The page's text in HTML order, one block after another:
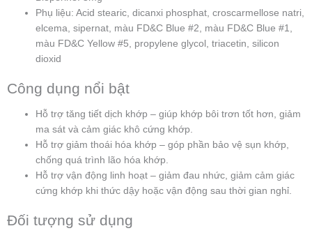
Phụ liệu: Acid stearic, dicanxi phosphat, croscarmellose natri,
elcema, sipernat, màu FD&C Blue #2, màu FD&C Blue #1,
màu FD&C Yellow #5, propylene glycol, triacetin, silicon
dioxid
Công dụng nổi bật
Hỗ trợ tăng tiết dịch khớp – giúp khớp bôi trơn tốt hơn, giảm
ma sát và cảm giác khô cứng khớp.
Hỗ trợ giảm thoái hóa khớp – góp phần bảo vệ sụn khớp,
chống quá trình lão hóa khớp.
Hỗ trợ vận động linh hoạt – giảm đau nhức, giảm cảm giác
cứng khớp khi thức dậy hoặc vận động sau thời gian nghỉ.
Đối tượng sử dụng